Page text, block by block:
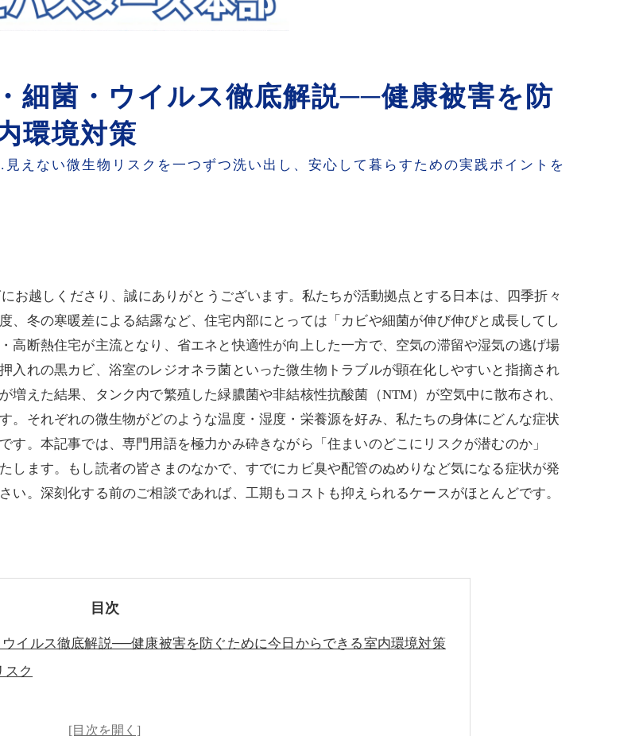
細菌・ウイルス徹底解説──健康被害を防
環境対策
えない微生物リスクを一つずつ洗い出し、安心して暮らすための実践ポイントを
お越しくださり、誠にありがとうございます。私たちが活動拠点とする日本は、四季折々
、冬の寒暖差による結露など、住宅内部にとっては「カビや細菌が伸び伸びと成長してし
高断熱住宅が主流となり、省エネと快適性が向上した一方で、空気の滞留や湿気の逃げ場
入れの黒カビ、浴室のレジオネラ菌といった微生物トラブルが顕在化しやすいと指摘され
えた結果、タンク内で繁殖した緑膿菌や非結核性抗酸菌（NTM）が空気中に散布され、
。それぞれの微生物がどのような温度・湿度・栄養源を好み、私たちの身体にどんな症状
。本記事では、専門用語を極力かみ砕きながら「住まいのどこにリスクが潜むのか」
します。もし読者の皆さまのなかで、すでにカビ臭や配管のぬめりなど気になる症状が発
。深刻化する前のご相談であれば、工期もコストも抑えられるケースがほとんどです。
目次
イルス徹底解説──健康被害を防ぐために今日からできる室内環境対策
スク